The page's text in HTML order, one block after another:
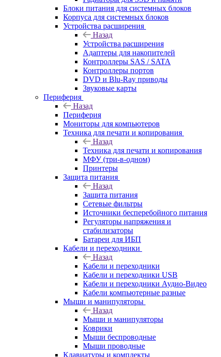
Блоки питания для системных блоков
Корпуса для системных блоков
Устройства расширения
Назад
Устройства расширения
Адаптеры для накопителей
Контроллеры SAS / SATA
Контроллеры портов
DVD и Blu-Ray приводы
Звуковые карты
Периферия
Назад
Периферия
Мониторы для компьютеров
Техника для печати и копирования
Назад
Техника для печати и копирования
МФУ (три-в-одном)
Принтеры
Защита питания
Назад
Защита питания
Сетевые фильтры
Источники бесперебойного питания
Регуляторы напряжения и
стабилизаторы
Батареи для ИБП
Кабели и переходники
Назад
Кабели и переходники
Кабели и переходники USB
Кабели и переходники Аудио-Видео
Кабели компьютерные разные
Мыши и манипуляторы
Назад
Мыши и манипуляторы
Коврики
Мыши беспроводные
Мыши проводные
Клавиатуры и комплекты